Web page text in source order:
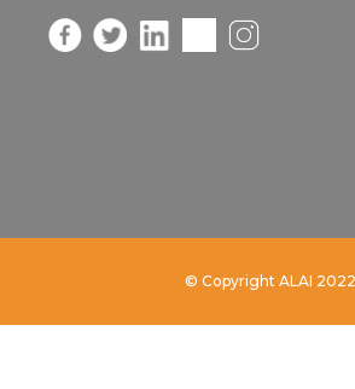
© Copyright ALAI 2022